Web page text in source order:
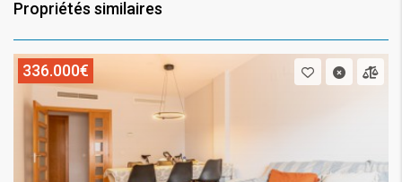
Propriétés similaires
336.000€